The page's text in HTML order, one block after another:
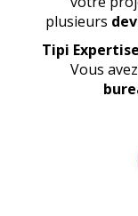
plusieurs
Tipi Expertise
Vous